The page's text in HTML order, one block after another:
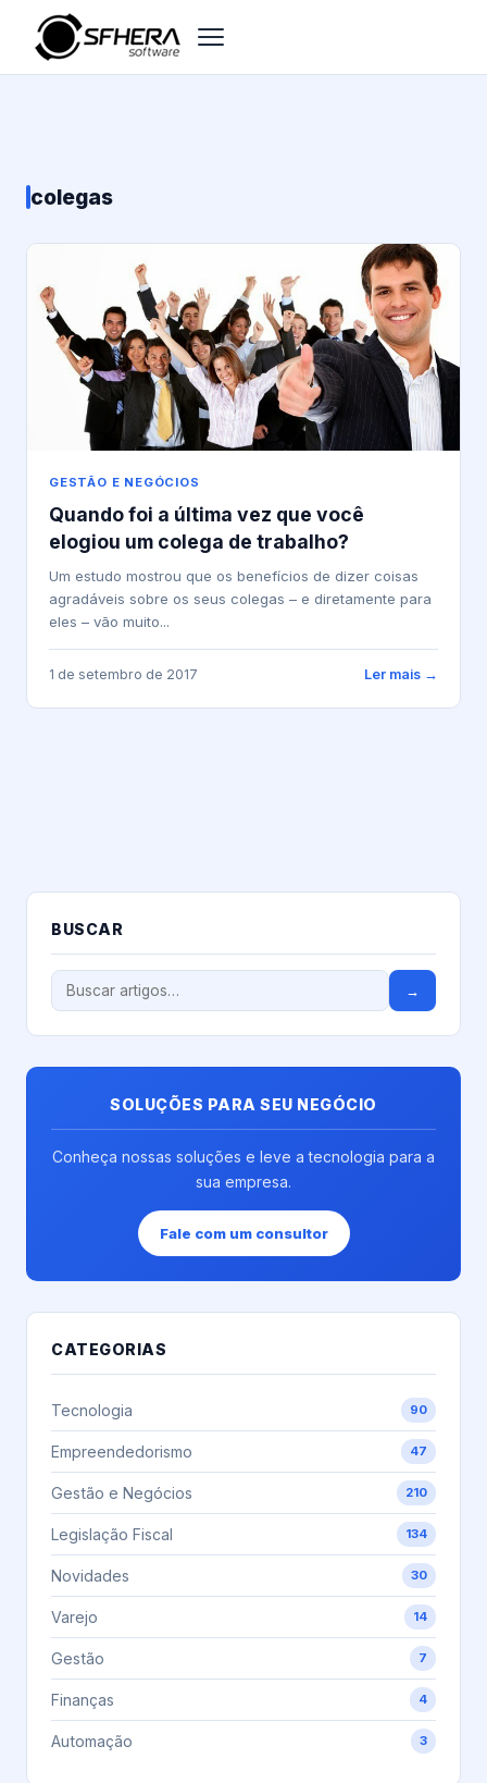
colegas
GESTÃO E NEGÓCIOS
Quando foi a última vez que você
elogiou um colega de trabalho?
Um estudo mostrou que os benefícios de dizer coisas
agradáveis sobre os seus colegas – e diretamente para
eles – vão muito...
1 de setembro de 2017 Ler mais →
BUSCAR
→
SOLUÇÕES PARA SEU NEGÓCIO
Conheça nossas soluções e leve a tecnologia para a
sua empresa.
Fale com um consultor
CATEGORIAS
Tecnologia 90
Empreendedorismo 47
Gestão e Negócios 210
Legislação Fiscal 134
Novidades 30
Varejo 14
Gestão 7
Finanças 4
Automação 3